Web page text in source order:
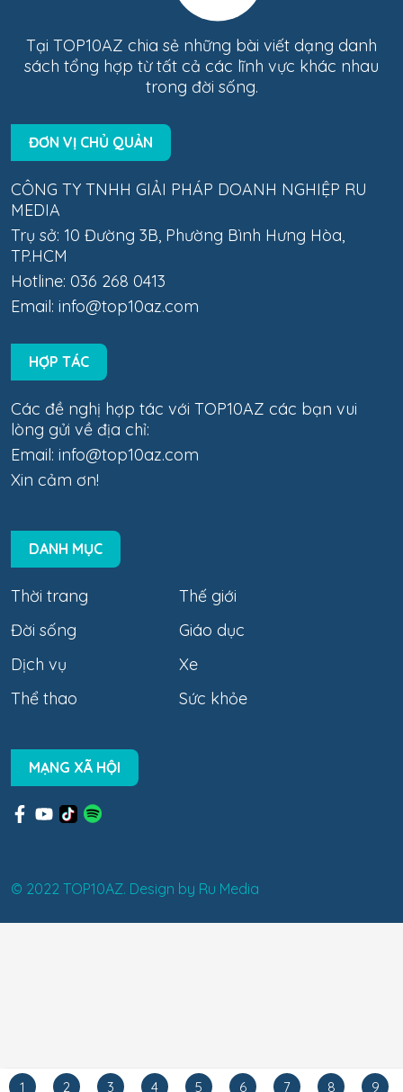
1 2 3 4 5 6 7 8 9
Tại TOP10AZ chia sẻ những bài viết dạng danh
sách tổng hợp từ tất cả các lĩnh vực khác nhau
trong đời sống.
ĐƠN VỊ CHỦ QUẢN
CÔNG TY TNHH GIẢI PHÁP DOANH NGHIỆP RU
MEDIA
Trụ sở: 10 Đường 3B, Phường Bình Hưng Hòa,
TP.HCM
Hotline: 036 268 0413
Email: info@top10az.com
HỢP TÁC
Các đề nghị hợp tác với TOP10AZ các bạn vui
lòng gửi về địa chỉ:
Email: info@top10az.com
Xin cảm ơn!
DANH MỤC
Thời trang
Thế giới
Đời sống
Giáo dục
Dịch vụ
Xe
Thể thao
Sức khỏe
MẠNG XÃ HỘI
© 2022 TOP10AZ. Design by Ru Media